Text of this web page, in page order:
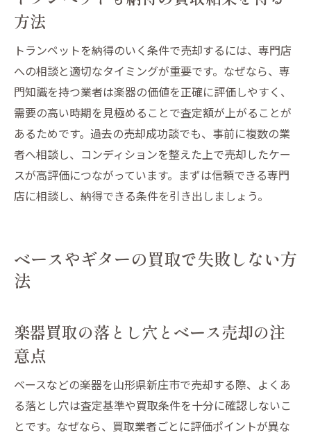
方法
トランペットを納得のいく条件で売却するには、専門店
への相談と適切なタイミングが重要です。なぜなら、専
門知識を持つ業者は楽器の価値を正確に評価しやすく、
需要の高い時期を見極めることで査定額が上がることが
あるためです。過去の売却成功談でも、事前に複数の業
者へ相談し、コンディションを整えた上で売却したケー
スが高評価につながっています。まずは信頼できる専門
店に相談し、納得できる条件を引き出しましょう。
ベースやギターの買取で失敗しない方
法
楽器買取の落とし穴とベース売却の注
意点
ベースなどの楽器を山形県新庄市で売却する際、よくあ
る落とし穴は査定基準や買取条件を十分に確認しないこ
とです。なぜなら、買取業者ごとに評価ポイントが異な